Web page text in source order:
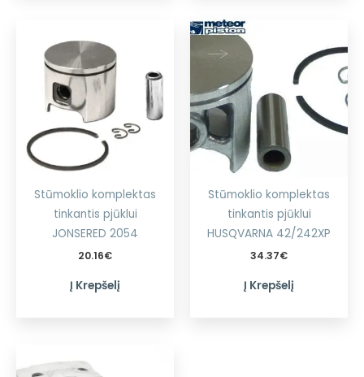
Stūmoklio komplektas
tinkantis pjūklui
JONSERED 2054
20.16€
Į Krepšelį
Stūmoklio komplektas
tinkantis pjūklui
HUSQVARNA 42/242XP
34.37€
Į Krepšelį